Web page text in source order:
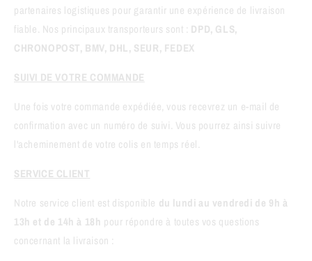
partenaires logistiques pour garantir une expérience de livraison
fiable. Nos principaux transporteurs sont : DPD, GLS,
CHRONOPOST, BMV, DHL, SEUR, FEDEX
SUIVI DE VOTRE COMMANDE
Une fois votre commande expédiée, vous recevrez un e-mail de
confirmation avec un numéro de suivi. Vous pourrez ainsi suivre
l'acheminement de votre colis en temps réel.
SERVICE CLIENT
Notre service client est disponible du lundi au vendredi de 9h à
13h et de 14h à 18h pour répondre à toutes vos questions
concernant la livraison :